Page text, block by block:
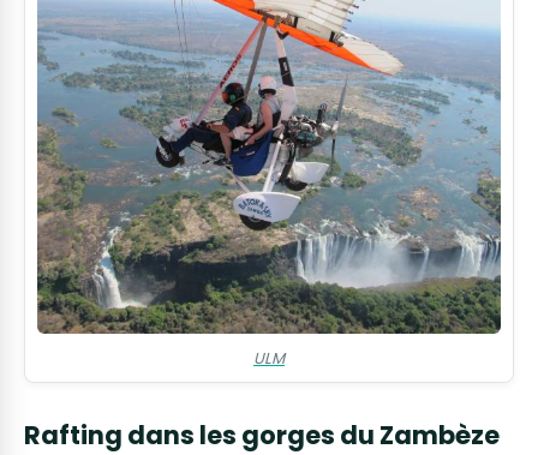
ULM
Rafting dans les gorges du Zambèze